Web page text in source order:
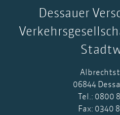
Dessauer
06844
Tel.: 0800
Fax: 0340